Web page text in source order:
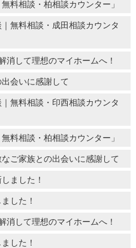
料相談・柏相談カウンター」
無料相談・成田相談カウンタ
して理想のマイホームへ！
会いに感謝して
無料相談・印西相談カウンタ
料相談・柏相談カウンター」
ご家族との出会いに感謝して
ました！
した！
して理想のマイホームへ！
した！